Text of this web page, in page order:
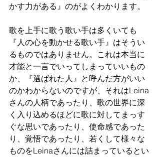
かす力がある』のがよくわかります。
歌を上手に歌う歌い手は多くいても
『人の心を動かせる歌い手』はそうい
るものではありません。これは本当に
才能と一言でいってしまっていいもの
か、『選ばれた人』と呼んだ方がいい
のかわからないのですが、それはLeina
さんの人柄であったり、歌の世界に深
く入り込めるほどに歌に対してまっす
ぐな思いであったり、使命感であった
り、覚悟であったり、若くして様々な
ものをLeinaさんには詰まっているとい